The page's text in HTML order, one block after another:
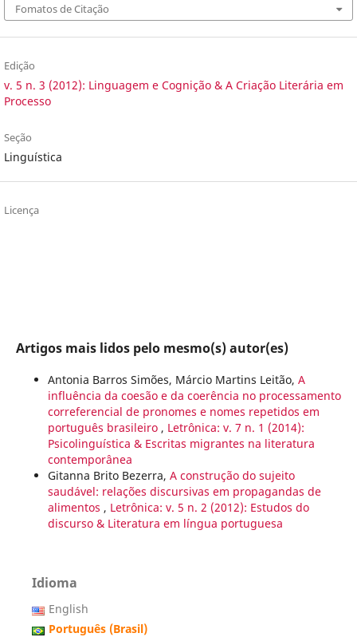
Fomatos de Citação
Edição
v. 5 n. 3 (2012): Linguagem e Cognição & A Criação Literária em
Processo
Seção
Linguística
Licença
Artigos mais lidos pelo mesmo(s) autor(es)
Antonia Barros Simões, Márcio Martins Leitão, A
influência da coesão e da coerência no processamento
correferencial de pronomes e nomes repetidos em
português brasileiro , Letrônica: v. 7 n. 1 (2014):
Psicolinguística & Escritas migrantes na literatura
contemporânea
Gitanna Brito Bezerra, A construção do sujeito
saudável: relações discursivas em propagandas de
alimentos , Letrônica: v. 5 n. 2 (2012): Estudos do
discurso & Literatura em língua portuguesa
Idioma
English
Português (Brasil)